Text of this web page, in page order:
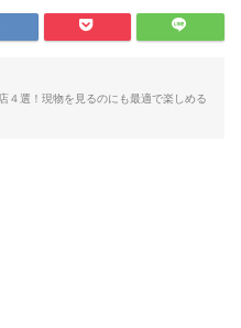
４選！現物を見るのにも最適で楽しめる